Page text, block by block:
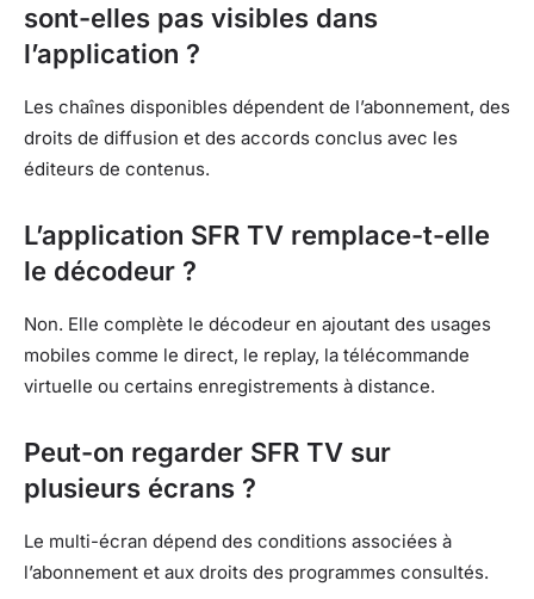
sont-elles pas visibles dans
l’application ?
Les chaînes disponibles dépendent de l’abonnement, des
droits de diffusion et des accords conclus avec les
éditeurs de contenus.
L’application SFR TV remplace-t-elle
le décodeur ?
Non. Elle complète le décodeur en ajoutant des usages
mobiles comme le direct, le replay, la télécommande
virtuelle ou certains enregistrements à distance.
Peut-on regarder SFR TV sur
plusieurs écrans ?
Le multi-écran dépend des conditions associées à
l’abonnement et aux droits des programmes consultés.